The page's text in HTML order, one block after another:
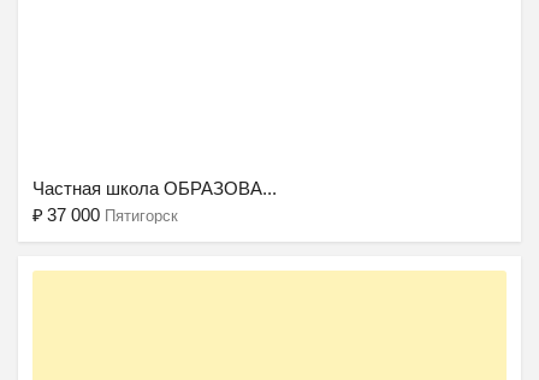
Частная школа ОБРАЗОВА...
₽ 37 000 Пятигорск